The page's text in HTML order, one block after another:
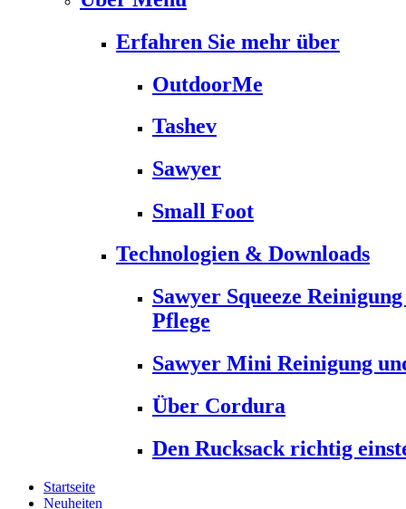
Erfahren Sie mehr über
OutdoorMe
Tashev
Sawyer
Small Foot
Technologien & Downloads
Sawyer Squeeze
Pflege
Sawyer Mini Reinigung
Über Cordura
Den Rucksack richtig
Startseite
Neuheiten